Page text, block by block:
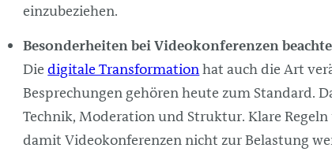
einzubeziehen.
Besonderheiten bei Videokonferenzen
Diedigitale Transformationhat auch die Art
Besprechungen gehören heute zum Standard.
Technik, Moderation und Struktur. Klare
damit Videokonferenzen nicht zur Belastung